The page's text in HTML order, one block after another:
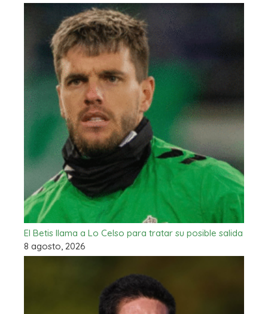
El Betis llama a Lo Celso para tratar su posible salida
8 agosto, 2026